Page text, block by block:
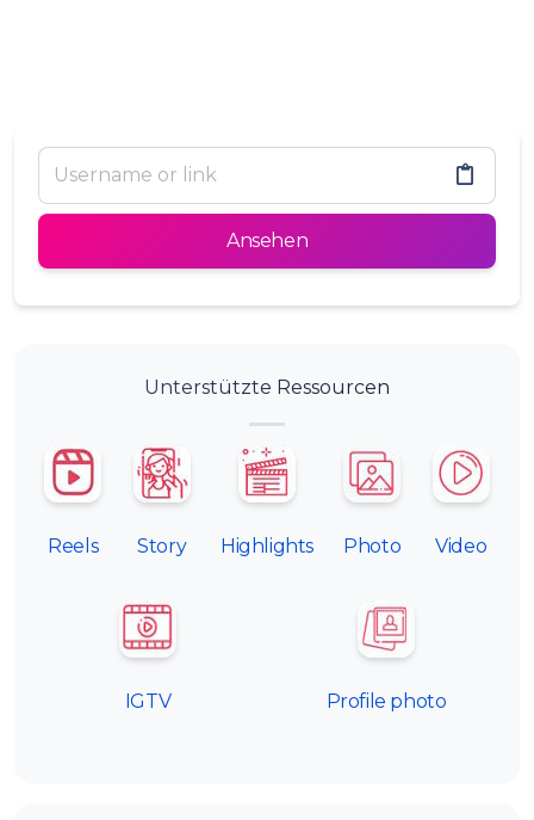
Ansehen
Unterstützte Ressourcen
Reels Story Highlights Photo Video
IGTV Profile photo